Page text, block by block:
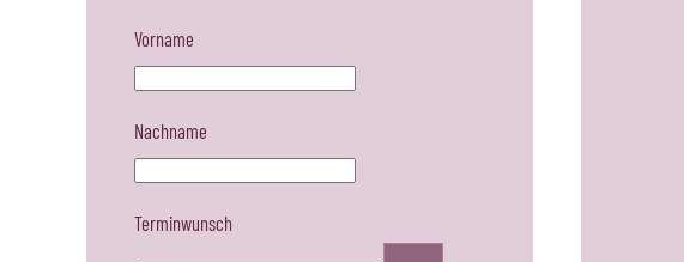
Vorname
Nachname
Terminwunsch